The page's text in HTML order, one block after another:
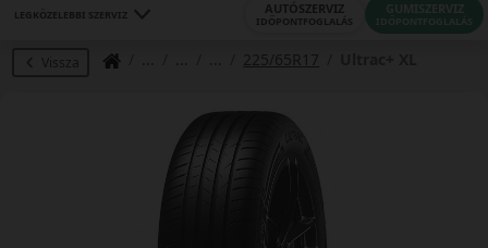
LEGKÖZELEBBI SZERVIZ AUTÓSZERVIZ
IDŐPONTFOGLALÁS
GUMISZERVIZ
IDŐPONTFOGLALÁS
Vissza 225/65R17